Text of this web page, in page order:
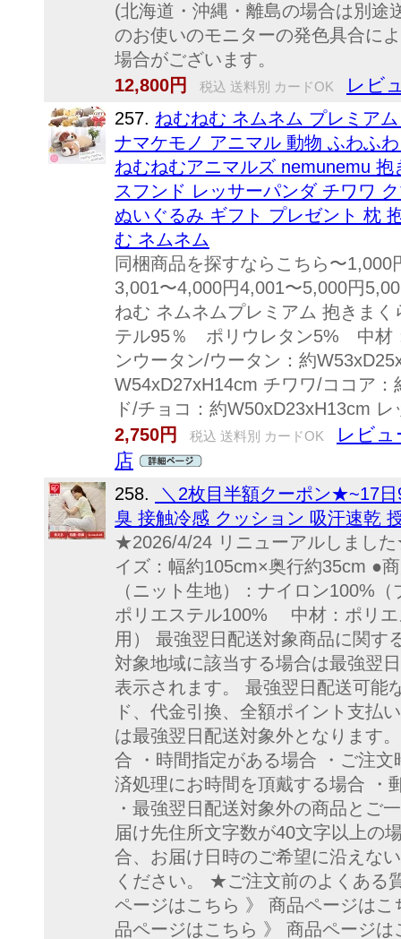
(北海道・沖縄・離島の場合は別途
のお使いのモニターの発色具合に
場合がございます。
12,800円
税込 送料別 カードOK レビ
257. ねむねむ ネムネム プレミア
ナマケモノ アニマル 動物 ふわふ
ねむねむアニマルズ nemunemu
スフンド レッサーパンダ チワワ
ぬいぐるみ ギフト プレゼント 枕
む ネムネム
同梱商品を探すならこちら〜
3,001〜4,000円4,001〜5,000円
ねむ ネムネムプレミアム 抱きま
テル95％ ポリウレタン5% 中材
ンウータン/ウータン：約
W54xD27xH14cm チワワ/ココア
ド/チョコ：約W50xD23xH13cm
2,750円
税込 送料別 カードOK
レビュ
店
258.
＼2枚目半額クーポン★~17
臭 接触冷感 クッション 吸汗速乾
★2026/4/24 リニューアルしまし
イズ：幅約105cm×奥行約35cm ●
（ニット生地）：ナイロン100%
ポリエステル100% 中材：ポリエ
用） 最強翌日配送対象商品に関す
対象地域に該当する場合は最強翌
表示されます。 最強翌日配送可能
ド、代金引換、全額ポイント支払
は最強翌日配送対象外となります
合 ・時間指定がある場合 ・ご注
済処理にお時間を頂戴する場合 ・
・最強翌日配送対象外の商品とご
届け先住所文字数が40文字以上の
合、お届け日時のご希望に沿えな
ください。 ★ご注文前のよくある
ページはこちら 》 商品ページは
品ページはこちら 》 商品ページ